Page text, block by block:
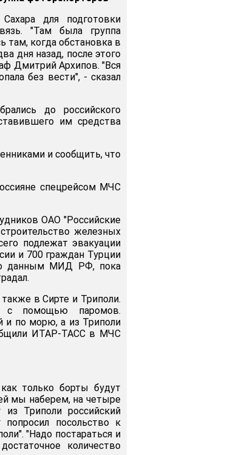
для подготовки
"Там была группа
там, когда обстановка в
дня назад, после этого
Дмитрий Архипов. "Вся
без вести", - сказал
до российского
им средства
и сообщить, что
спецрейсом МЧС
ОАО "Российские
железных
подлежат эвакуации
и 700 граждан Турции
данным МИД РФ, пока
в Сирте и Триполи.
с помощью паромов.
и по морю, а из Триполи
ИТАР-ТАСС в МЧС
только борты будут
мы наберем, на четыре
Триполи российский
посольство к
"Надо постараться и
количество